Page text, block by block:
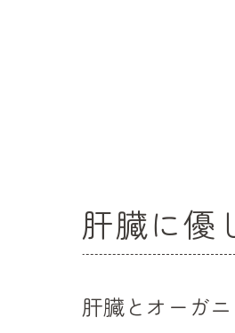
肝臓に優
肝臓とオーガ